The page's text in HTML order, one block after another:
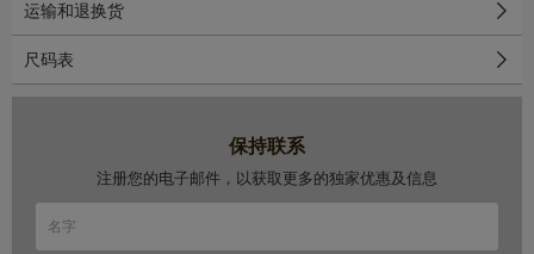
运输和退换货
尺码表
保持联系
注册您的电子邮件，以获取更多的独家优惠及信息